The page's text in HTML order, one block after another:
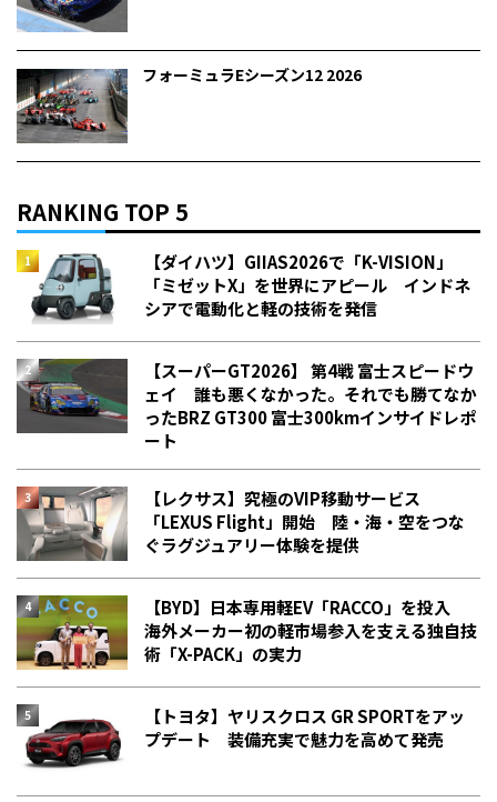
フォーミュラEシーズン12 2026
RANKING TOP 5
【ダイハツ】GIIAS2026で「K-VISION」
「ミゼットX」を世界にアピール インドネ
シアで電動化と軽の技術を発信
【スーパーGT2026】 第4戦 富士スピードウ
ェイ 誰も悪くなかった。それでも勝てなか
った――BRZ GT300 富士300kmインサイドレポ
ート
【レクサス】究極のVIP移動サービス
「LEXUS Flight」開始 陸・海・空をつな
ぐラグジュアリー体験を提供
【BYD】日本専用軽EV「RACCO」を投入
海外メーカー初の軽市場参入を支える独自技
術「X-PACK」の実力
【トヨタ】ヤリスクロス GR SPORTをアッ
プデート 装備充実で魅力を高めて発売